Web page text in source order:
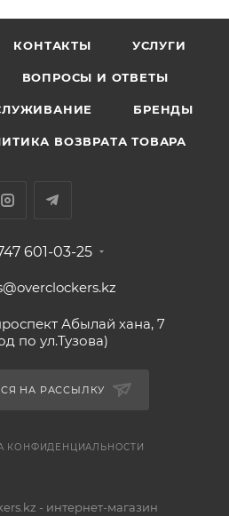
КОНТАКТЫ УСЛУГИ
ВОПРОСЫ И ОТВЕТЫ
БРЕНДЫ
ВОЗВРАТА ТОВАРА
601-03-25
Абылай хана, 7
по ул.Тузова)
НА РАССЫЛКУ
КОНФИДЕНЦИАЛЬНОСТИ
- интернет-магазин